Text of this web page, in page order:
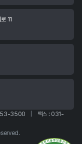
11
3500
팩스 : 031-